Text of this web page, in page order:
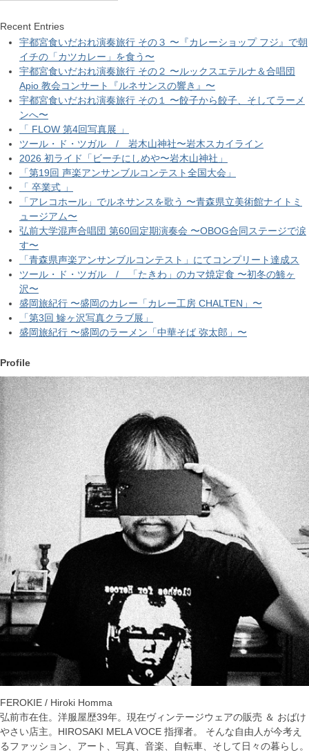
Recent Entries
宇都宮食いだおれ演奏旅行 その３ 〜『カレーショップ フジ』で朝
イチの「カツカレー」を食う〜
宇都宮食いだおれ演奏旅行 その２ 〜ルックスエテルナ＆合唱団
Apio 教会コンサート『ルネサンスの響き』〜
宇都宮食いだおれ演奏旅行 その１ 〜餃子から餃子、そしてラーメ
ンへ〜
「 FLOW 第4回写真展 」
ツール・ド・ツガル / 岩木山神社〜岩木スカイライン
2026 初ライド「ビーチにしめや〜岩木山神社」
「第19回 声楽アンサンブルコンテスト全国大会」
「 卒業式 」
「アレコホール」でルネサンスを歌う 〜青森県立美術館ナイトミ
ュージアム〜
弘前大学混声合唱団 第60回定期演奏会 〜OBOG合同ステージで涙
す〜
「青森県声楽アンサンブルコンテスト」にてコンプリート達成ス
ツール・ド・ツガル / 「たきわ」のカマ焼定食 〜初冬の鯵ヶ
沢〜
盛岡旅紀行 〜盛岡のカレー「カレー工房 CHALTEN」〜
「第3回 鰺ヶ沢写真クラブ展」
盛岡旅紀行 〜盛岡のラーメン「中華そば 弥太郎」〜
Profile
FEROKIE / Hiroki Homma
弘前市在住。洋服屋歴39年。現在ヴィンテージウェアの販売 ＆ おばけ
やさい店主。HIROSAKI MELA VOCE 指揮者。 そんな自由人が今考え
るファッション、アート、写真、音楽、自転車、そして日々の暮らし。